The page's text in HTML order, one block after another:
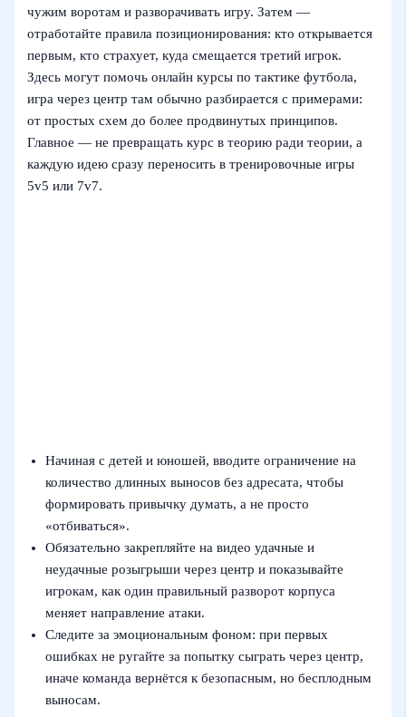
чужим воротам и разворачивать игру. Затем —
отработайте правила позиционирования: кто открывается
первым, кто страхует, куда смещается третий игрок.
Здесь могут помочь онлайн курсы по тактике футбола,
игра через центр там обычно разбирается с примерами:
от простых схем до более продвинутых принципов.
Главное — не превращать курс в теорию ради теории, а
каждую идею сразу переносить в тренировочные игры
5v5 или 7v7.
Начиная с детей и юношей, вводите ограничение на
количество длинных выносов без адресата, чтобы
формировать привычку думать, а не просто
«отбиваться».
Обязательно закрепляйте на видео удачные и
неудачные розыгрыши через центр и показывайте
игрокам, как один правильный разворот корпуса
меняет направление атаки.
Следите за эмоциональным фоном: при первых
ошибках не ругайте за попытку сыграть через центр,
иначе команда вернётся к безопасным, но бесплодным
выносам.